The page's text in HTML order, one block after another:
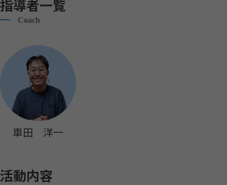
指導者一覧
Coach
車田 洋一
活動内容